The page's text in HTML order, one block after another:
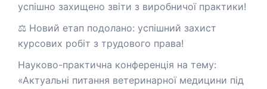
успішно захищено звіти з виробничої практики!
⚖️ Новий етап подолано: успішний захист
курсових робіт з трудового права!
Науково-практична конференція на тему:
«Актуальні питання ветеринарної медицини під